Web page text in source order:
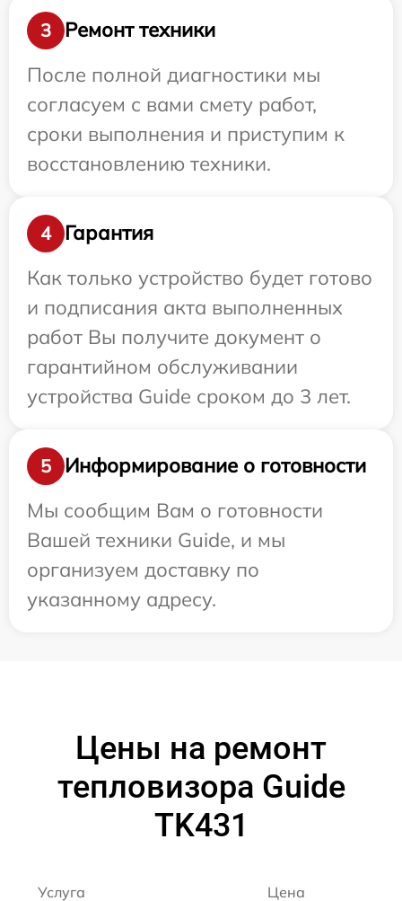
3
Ремонт техники
После полной диагностики мы
согласуем с вами смету работ,
сроки выполнения и приступим к
восстановлению техники.
4
Гарантия
Как только устройство будет готово
и подписания акта выполненных
работ Вы получите документ о
гарантийном обслуживании
устройства Guide сроком до 3 лет.
5
Информирование о готовности
Мы сообщим Вам о готовности
Вашей техники Guide, и мы
организуем доставку по
указанному адресу.
Цены на ремонт
тепловизора Guide
TK431
Услуга Цена